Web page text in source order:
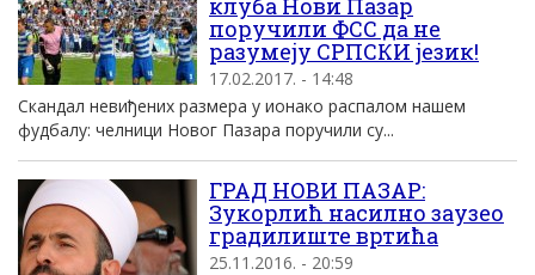
клуба Нови Пазар
поручили ФСС да не
разумеју СРПСКИ језик!
17.02.2017. - 14:48
Скандал невиђених размера у ионако распалом нашем
фудбалу: челници Новог Пазара поручили су...
ГРАД НОВИ ПАЗАР:
Зукорлић насилно заузео
градилиште вртића
25.11.2016. - 20:59